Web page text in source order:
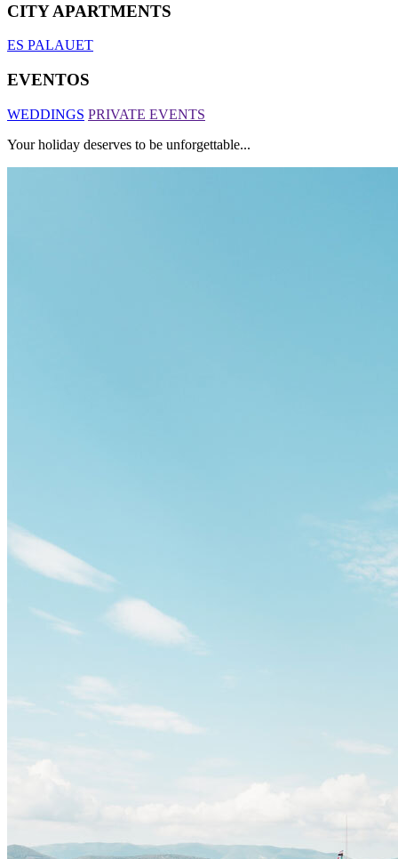
CITY APARTMENTS
ES PALAUET
EVENTOS
WEDDINGS PRIVATE EVENTS
Your holiday deserves to be unforgettable...